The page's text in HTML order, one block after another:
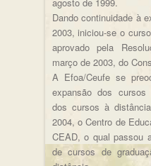
Dando continuidade à
2003, iniciou-se o
aprovado pela
março de 2003, do
A Efoa/Ceufe se
expansão dos cursos
dos cursos à
2004, o Centro de
CEAD, o qual passou
de cursos de